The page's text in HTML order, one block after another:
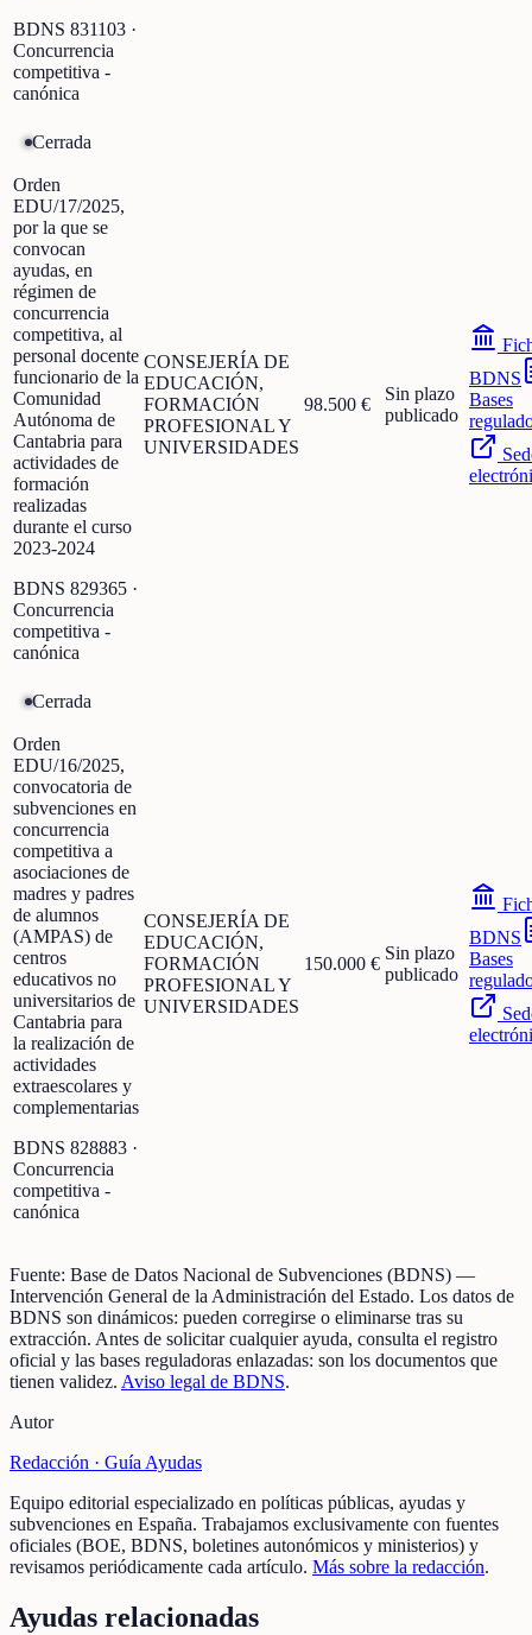
BDNS 831103 ·
Concurrencia
competitiva -
canónica
Cerrada
Orden
EDU/17/2025,
por la que se
convocan
ayudas, en
régimen de
concurrencia
competitiva, al
personal docente
funcionario de la
Comunidad
Autónoma de
Cantabria para
actividades de
formación
realizadas
durante el curso
2023-2024
BDNS 829365 ·
Concurrencia
competitiva -
canónica
CONSEJERÍA DE
EDUCACIÓN,
FORMACIÓN
PROFESIONAL Y
UNIVERSIDADES
98.500 €
Sin plazo
publicado
BDNS
Bases
Cerrada
Orden
EDU/16/2025,
convocatoria de
subvenciones en
concurrencia
competitiva a
asociaciones de
madres y padres
de alumnos
(AMPAS) de
centros
educativos no
universitarios de
Cantabria para
la realización de
actividades
extraescolares y
complementarias
BDNS 828883 ·
Concurrencia
competitiva -
canónica
CONSEJERÍA DE
EDUCACIÓN,
FORMACIÓN
PROFESIONAL Y
UNIVERSIDADES
150.000 €
Sin plazo
publicado
BDNS
Bases
Fuente: Base de Datos Nacional de Subvenciones (BDNS) —
Intervención General de la Administración del Estado. Los datos de
BDNS son dinámicos: pueden corregirse o eliminarse tras su
extracción. Antes de solicitar cualquier ayuda, consulta el registro
oficial y las bases reguladoras enlazadas: son los documentos que
tienen validez. Aviso legal de BDNS.
Autor
Redacción · Guía Ayudas
Equipo editorial especializado en políticas públicas, ayudas y
subvenciones en España. Trabajamos exclusivamente con fuentes
oficiales (BOE, BDNS, boletines autonómicos y ministerios) y
revisamos periódicamente cada artículo. Más sobre la redacción.
Ayudas relacionadas